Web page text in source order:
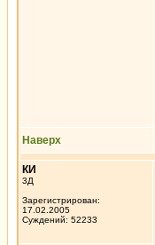
Наверх
КИ
3Д
Зарегистрирован:
17.02.2005
Суждений: 52233